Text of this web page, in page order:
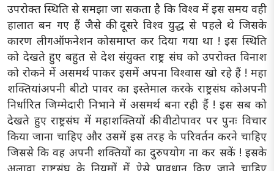
उपरोक्त स्थिति से समझा जा सकता है कि विश्व में इस समय वही
हालात बन गए हैं जैसे की दूसरे विश्व युद्ध से पहले थे जिसके
कारण लीगऑफनेशन कोसमाप्त कर दिया गया था ! इस स्थिति
को देखते हुए बहुत से देश संयुक्त राष्ट्र संघ को उपरोक्त विनाश
को रोकने में असमर्थ पाकर इसमें अपना विश्वास खो रहे हैं ! महा
शक्तियांअपनी बीटो पावर का इस्तेमाल करके राष्ट्रसंघ कोअपनी
निर्धारित जिम्मेदारी निभाने में असमर्थ बना रही हैं ! इस सब को
देखते हुए राष्ट्रसंघ में महाशक्तियों की वीटोपावर पर पुनः विचार
किया जाना चाहिए और उसमें इस तरह के परिवर्तन करने चाहिए
जिससे कि वह अपनी शक्तियों का दुरुपयोग ना कर सकें ! इसके
अलावा राष्ट्रसंघ के नियमों में ऐसे प्रावधान किए जाने चाहिए